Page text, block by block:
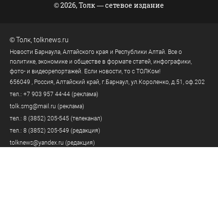
© 2026, Толк — сетевое издание
©Толк tolknews.ru
Новости Барнаула, Алтайского края и Республики Алтай. Все о
политике, экономике и обществе в формате статей, инфографики,
фото- и видеорепортажей. Если новости, то с ТОЛКом!
656049 , Россия, Алтайский край, г.Барнаул, ул.Короленко, д.51, оф.202
тел.: +7 903 957 44-44 (реклама)
tolk.smg@mail.ru (реклама)
тел.: 8 (3852) 205-545 (телеканал)
тел.: 8 (3852) 205-549 (редакция)
tolknews@yandex.ru (редакция)